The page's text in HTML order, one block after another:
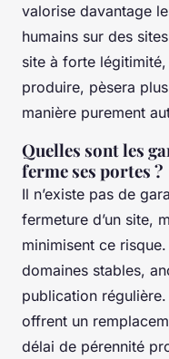
valorise davantage
humains sur des
site à forte légitimité,
produire, pèsera
manière purement
Quelles sont les
ferme ses portes ?
Il n’existe pas de
fermeture d’un site,
minimisent ce
domaines stables,
publication
offrent un
délai de pérennité